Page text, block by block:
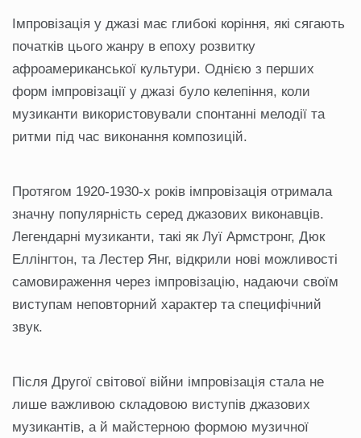
Імпровізація у джазі має глибокі коріння, які сягають
початків цього жанру в епоху розвитку
афроамериканської культури. Однією з перших
форм імпровізації у джазі було келепіння, коли
музиканти використовували спонтанні мелодії та
ритми під час виконання композицій.
Протягом 1920-1930-х років імпровізація отримала
значну популярність серед джазових виконавців.
Легендарні музиканти, такі як Луї Армстронг, Дюк
Еллінгтон, та Лестер Янг, відкрили нові можливості
самовираження через імпровізацію, надаючи своїм
виступам неповторний характер та специфічний
звук.
Після Другої світової війни імпровізація стала не
лише важливою складовою виступів джазових
музикантів, а й майстерною формою музичної